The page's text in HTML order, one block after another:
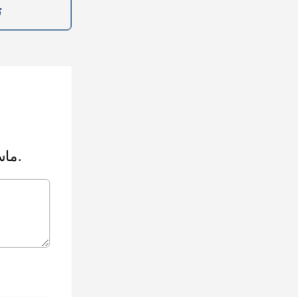
ماسكوس. نقرأ آراءك، ونرد عليها، بناء على طلبكم في أسرع وقت ممكن.